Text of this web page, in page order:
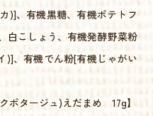
)]、有機黒糖、有機ポテトフ
白こしょう、有機発酵野菜粉
)]、有機でん粉[有機じゃがい
ポタージュ)えだまめ 17g】